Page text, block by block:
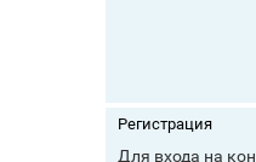
Регистрация
Для входа на